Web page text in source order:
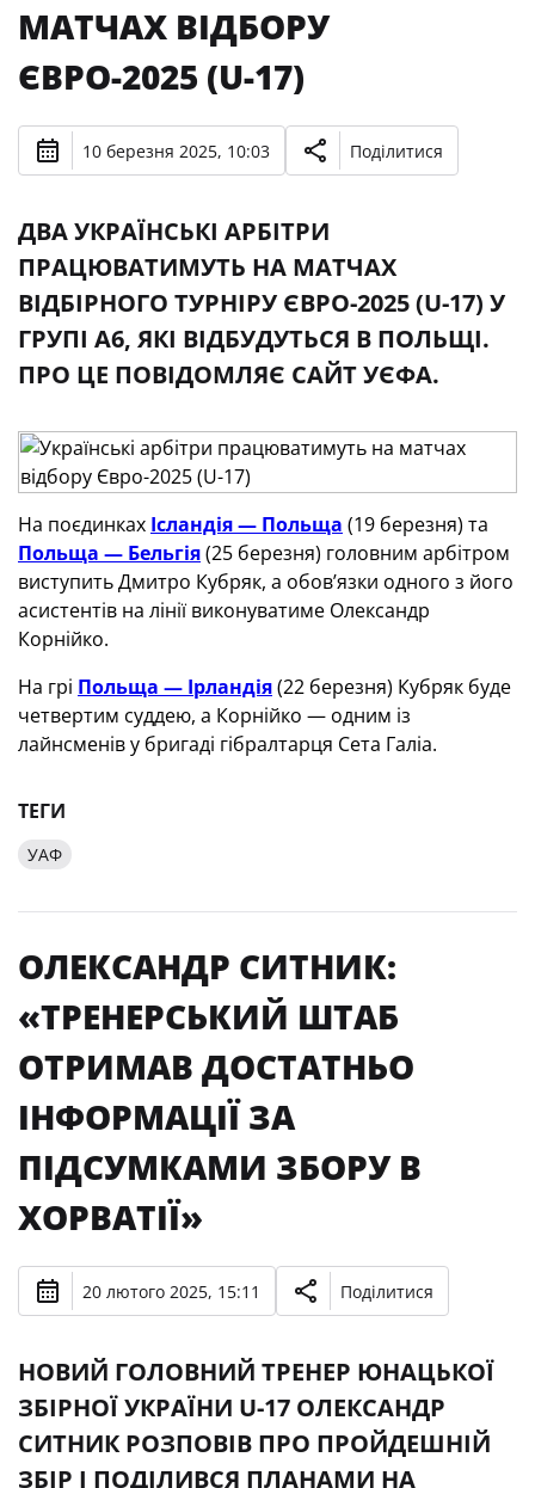
МАТЧАХ ВІДБОРУ
ЄВРО-2025 (U-17)
10 березня 2025, 10:03 Поділитися
ДВА УКРАЇНСЬКІ АРБІТРИ
ПРАЦЮВАТИМУТЬ НА МАТЧАХ
ВІДБІРНОГО ТУРНІРУ ЄВРО-2025 (U-17) У
ГРУПІ А6, ЯКІ ВІДБУДУТЬСЯ В ПОЛЬЩІ.
ПРО ЦЕ ПОВІДОМЛЯЄ САЙТ УЄФА.
На поєдинках Ісландія — Польща (19 березня) та
Польща — Бельгія(25 березня) головним арбітром
виступить Дмитро Кубряк, а обов’язки одного з його
асистентів на лінії виконуватиме Олександр
Корнійко.
На грі Польща — Ірландія(22 березня) Кубряк буде
четвертим суддею, а Корнійко — одним із
лайнсменів у бригаді гібралтарця Сета Галіа.
ТЕГИ
УАФ
ОЛЕКСАНДР СИТНИК:
«ТРЕНЕРСЬКИЙ ШТАБ
ОТРИМАВ ДОСТАТНЬО
ІНФОРМАЦІЇ ЗА
ПІДСУМКАМИ ЗБОРУ В
ХОРВАТІЇ»
20 лютого 2025, 15:11 Поділитися
НОВИЙ ГОЛОВНИЙ ТРЕНЕР ЮНАЦЬКОЇ
ЗБІРНОЇ УКРАЇНИ U-17 ОЛЕКСАНДР
СИТНИК РОЗПОВІВ ПРО ПРОЙДЕШНІЙ
ЗБІР І ПОДІЛИВСЯ ПЛАНАМИ НА